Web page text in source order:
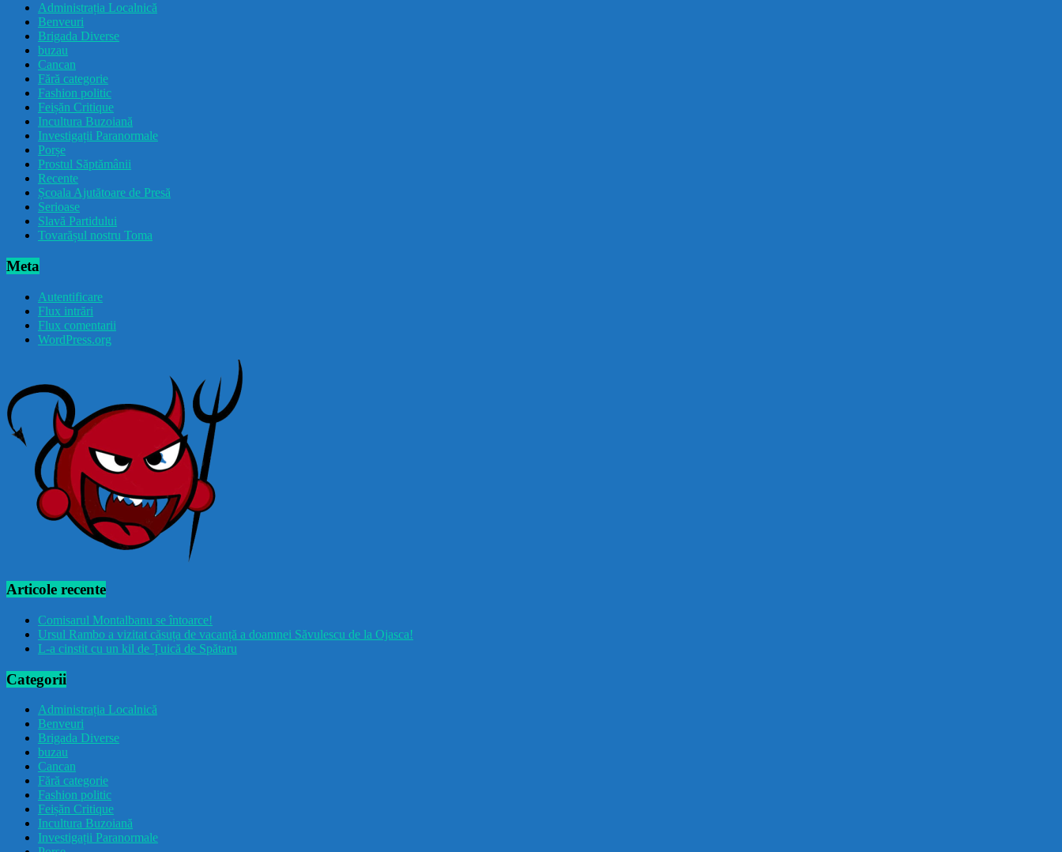
Administrația Localnică
Benveuri
Brigada Diverse
buzau
Cancan
Fără categorie
Fashion politic
Feișăn Critique
Incultura Buzoiană
Investigații Paranormale
Porșe
Prostul Săptămânii
Recente
Școala Ajutătoare de Presă
Serioase
Slavă Partidului
Tovarășul nostru Toma
Meta
Autentificare
Flux intrări
Flux comentarii
WordPress.org
Articole recente
Comisarul Montalbanu se întoarce!
Ursul Rambo a vizitat căsuța de vacanță a doamnei Săvulescu de la Ojasca!
L-a cinstit cu un kil de Țuică de Spătaru
Categorii
Administrația Localnică
Benveuri
Brigada Diverse
buzau
Cancan
Fără categorie
Fashion politic
Feișăn Critique
Incultura Buzoiană
Investigații Paranormale